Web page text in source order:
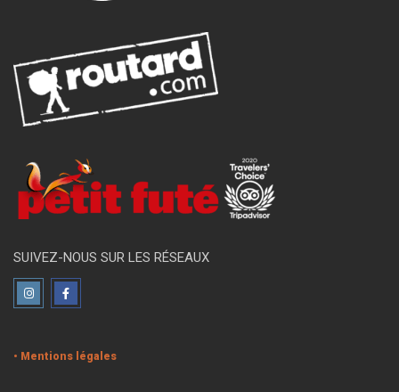
SUIVEZ-NOUS SUR LES RÉSEAUX
• Mentions légales